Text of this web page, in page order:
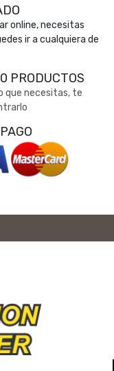
online, necesitas
ir a cualquiera de
PRODUCTOS
que necesitas, te